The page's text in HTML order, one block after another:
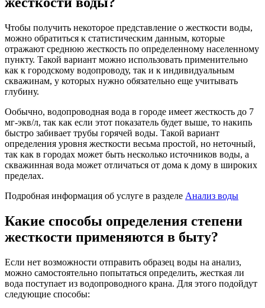
Чтобы получить некоторое представление о жесткости воды,
можно обратиться к статистическим данным, которые
отражают среднюю жесткость по определенному населенному
пункту. Такой вариант можно использовать применительно
как к городскому водопроводу, так и к индивидуальным
скважинам, у которых нужно обязательно еще учитывать
глубину.
Ообычно, водопроводная вода в городе имеет жесткость до 7
мг-экв/л, так как если этот показатель будет выше, то накипь
быстро забивает трубы горячей воды. Такой вариант
определения уровня жесткости весьма простой, но неточный,
так как в городах может быть несколько источников воды, а
скважинная вода может отличаться от дома к дому в широких
пределах.
Подробная информация об услуге в разделе Анализ воды
Какие способы определения степени
жесткости применяются в быту?
Если нет возможности отправить образец воды на анализ,
можно самостоятельно попытаться определить, жесткая ли
вода поступает из водопроводного крана. Для этого подойдут
следующие способы: